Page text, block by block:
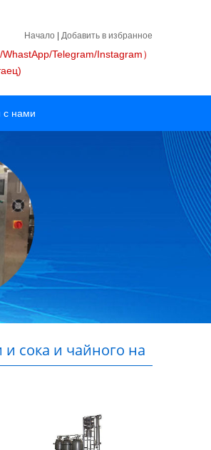
Начало Добавить в избранное
Telegram/Instagram）
с нами
сока и чайного на